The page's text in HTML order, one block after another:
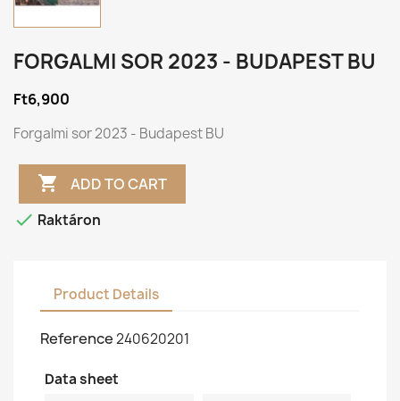
FORGALMI SOR 2023 - BUDAPEST BU
Ft6,900
Forgalmi sor 2023 - Budapest BU
 ADD TO CART
 Raktáron
Product Details
Reference240620201
Data sheet